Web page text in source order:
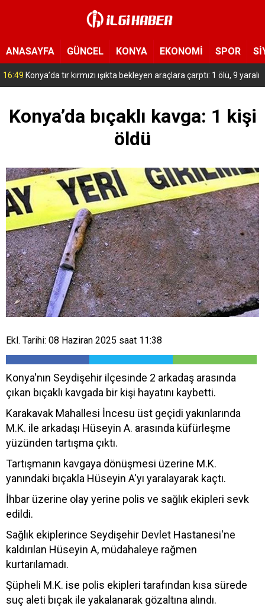
ANASAYFA GÜNCEL KONYA EKONOMİ SPOR
15:54 Yeni Medya Cemiyeti’nden Hakimiyet Gazetesi’ne 30. yıl ziyareti
Konya’da bıçaklı kavga: 1 kişi
öldü
Ekl. Tarihi: 08 Haziran 2025 saat 11:38
Konya'nın Seydişehir ilçesinde 2 arkadaş arasında
çıkan bıçaklı kavgada bir kişi hayatını kaybetti.
Karakavak Mahallesi İncesu üst geçidi yakınlarında
M.K. ile arkadaşı Hüseyin A. arasında küfürleşme
yüzünden tartışma çıktı.
Tartışmanın kavgaya dönüşmesi üzerine M.K.
yanındaki bıçakla Hüseyin A'yı yaralayarak kaçtı.
İhbar üzerine olay yerine polis ve sağlık ekipleri sevk
edildi.
Sağlık ekiplerince Seydişehir Devlet Hastanesi'ne
kaldırılan Hüseyin A, müdahaleye rağmen
kurtarılamadı.
Şüpheli M.K. ise polis ekipleri tarafından kısa sürede
suç aleti bıçak ile yakalanarak gözaltına alındı.